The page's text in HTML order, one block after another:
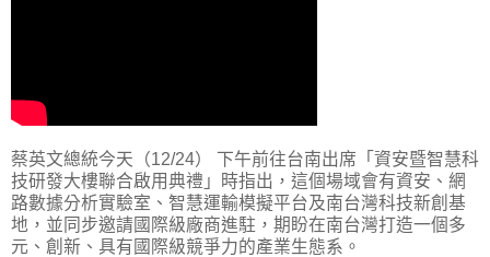
蔡英文總統今天（12/24） 下午前往台南出席「資安暨智慧科
技研發大樓聯合啟用典禮」時指出，這個場域會有資安、網
路數據分析實驗室、智慧運輸模擬平台及南台灣科技新創基
地，並同步邀請國際級廠商進駐，期盼在南台灣打造一個多
元、創新、具有國際級競爭力的產業生態系。